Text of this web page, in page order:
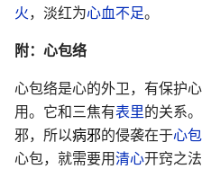
火，淡红为心血不足。
附：心包络
心包络是心的外卫，有保护
用。它和三焦有表里的关系
邪，所以病邪的侵袭在于心包
心包，就需要用清心开窍之法